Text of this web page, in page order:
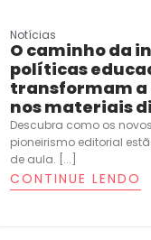
Notícias
O caminho da
políticas
transformam
nos materiais
Descubra como os
pioneirismo editorial
de aula. [...]
CONTINUE LENDO